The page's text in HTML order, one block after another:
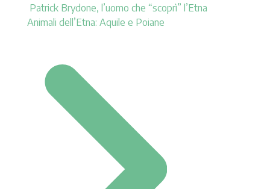
Patrick Brydone, l’uomo che “scoprì” l’Etna
Animali dell’Etna: Aquile e Poiane